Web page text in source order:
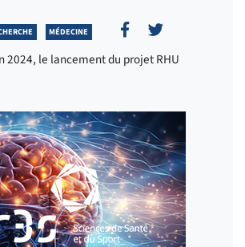
MÉDECINE Partager sur
Partager
2024, le lancement du projet RHU